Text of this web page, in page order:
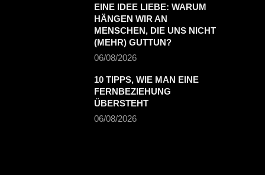
EINE IDEE LIEBE: WARUM
HÄNGEN WIR AN
MENSCHEN, DIE UNS NICHT
(MEHR) GUTTUN?
06/08/2026
10 TIPPS, WIE MAN EINE
FERNBEZIEHUNG
ÜBERSTEHT
06/08/2026